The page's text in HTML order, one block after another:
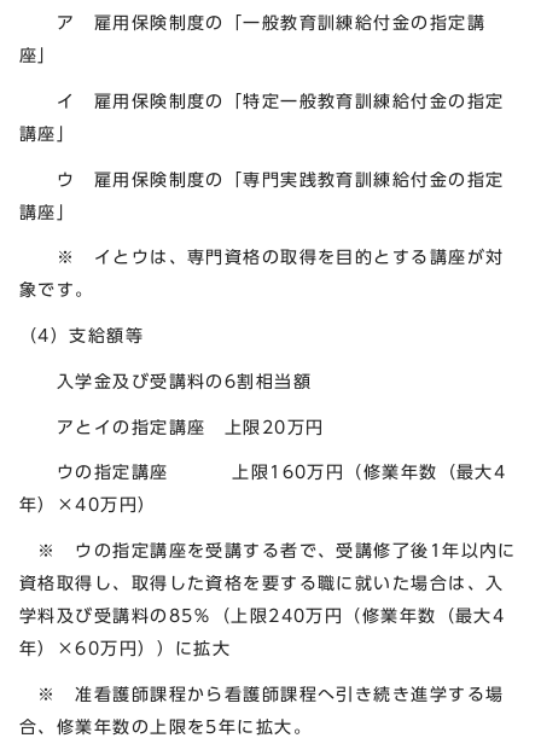
ア 雇用保険制度の「一般教育訓練給付金の指定講
座」
イ 雇用保険制度の「特定一般教育訓練給付金の指定
講座」
ウ 雇用保険制度の「専門実践教育訓練給付金の指定
講座」
※ イとウは、専門資格の取得を目的とする講座が対
象です。
（4）支給額等
入学金及び受講料の6割相当額
アとイの指定講座 上限20万円
ウの指定講座 上限160万円（修業年数（最大4
年）×40万円）
※ ウの指定講座を受講する者で、受講修了後1年以内に
資格取得し、取得した資格を要する職に就いた場合は、入
学料及び受講料の85％（上限240万円（修業年数（最大4
年）×60万円））に拡大
※ 准看護師課程から看護師課程へ引き続き進学する場
合、修業年数の上限を5年に拡大。